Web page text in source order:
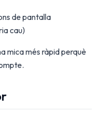
de pantalla
cau)
mica més ràpid perquè